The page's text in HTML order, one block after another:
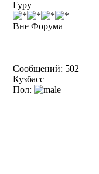
Гуру
Вне Форума
Сообщений: 502
Кузбасс
Пол: